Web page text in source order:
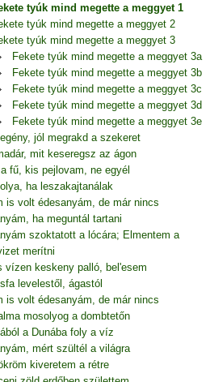
tyúk mind megette a meggyet 1
tyúk mind megette a meggyet 2
tyúk mind megette a meggyet 3
Fekete tyúk mind megette a meggyet 3a
Fekete tyúk mind megette a meggyet 3b
Fekete tyúk mind megette a meggyet 3c
Fekete tyúk mind megette a meggyet 3d
Fekete tyúk mind megette a meggyet 3e
jól megrakd a szekeret
mit keseregsz az ágon
fű, kis pejlovam, ne egyél
ha leszakajtanálak
is volt édesanyám, de már nincs
ha meguntál tartani
szoktatott a lócára; Elmentem a
merítni
vízen keskeny palló, bel'esem
levelestől, ágastól
is volt édesanyám, de már nincs
mosolyog a dombtetőn
a Dunába foly a víz
mért szültél a világra
kiveretem a rétre